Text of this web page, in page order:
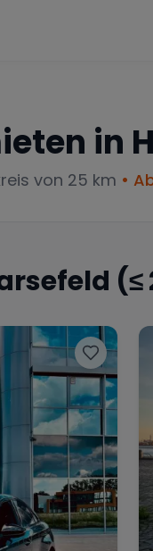
in
von 25 km •
(≤